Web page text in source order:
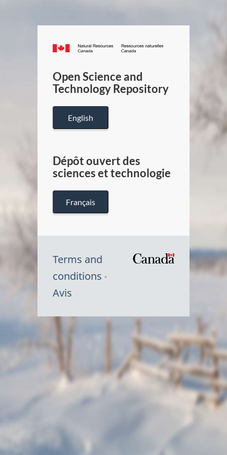
Canada.ca
/
Canada
Open Science and
Technology Repository
English
Dépôt ouvert des
sciences et technologie
Français
Terms and
conditions
Avis
Symbole
Canada